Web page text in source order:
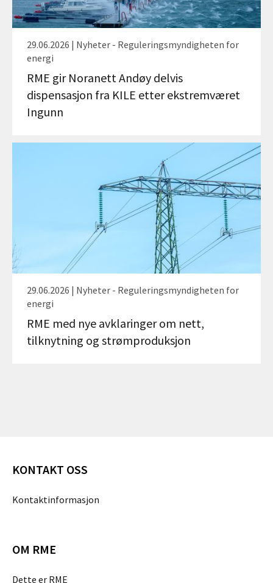
29.06.2026 | Nyheter - Reguleringsmyndigheten for
energi
RME gir Noranett Andøy delvis
dispensasjon fra KILE etter ekstremværet
Ingunn
29.06.2026 | Nyheter - Reguleringsmyndigheten for
energi
RME med nye avklaringer om nett,
tilknytning og strømproduksjon
KONTAKT OSS
Kontaktinformasjon
OM RME
Dette er RME